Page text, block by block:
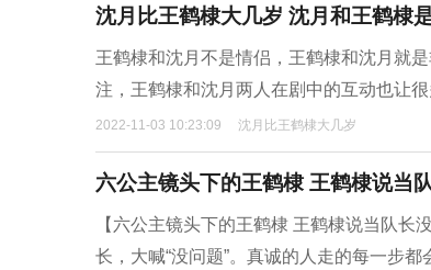
沈月比王鹤棣大几岁 沈月和王鹤棣
王鹤棣和沈月不是情侣，王鹤棣和沈月就
注，王鹤棣和沈月两人在剧中的互动也让很
2022-11-03 10:23:09 沈月比王鹤棣大几岁
六公主镜头下的王鹤棣 王鹤棣说当
【六公主镜头下的王鹤棣 王鹤棣说当队
长，大喊“没问题”。真诚的人走的每一步